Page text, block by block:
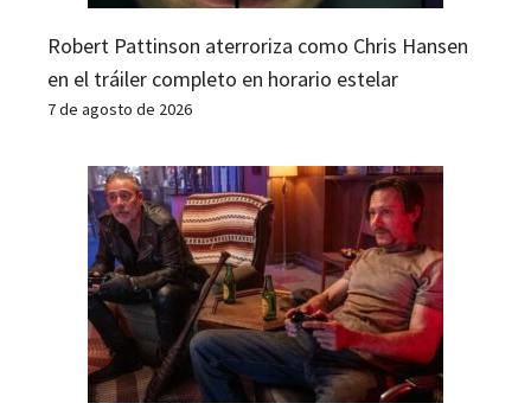
Robert Pattinson aterroriza como Chris Hansen
en el tráiler completo en horario estelar
7 de agosto de 2026